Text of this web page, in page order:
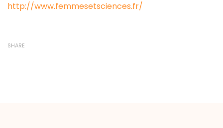
http://www.femmesetsciences.fr/
SHARE